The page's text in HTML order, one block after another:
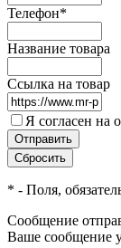
Телефон*
Название товара
Ссылка на товар
Я согласен на
* - Поля,
Сообщение
Ваше сообщение